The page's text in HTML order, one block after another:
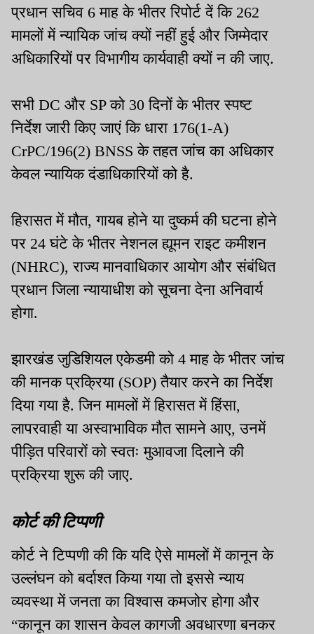
प्रधान सचिव 6 माह के भीतर रिपोर्ट दें कि 262
मामलों में न्यायिक जांच क्यों नहीं हुई और जिम्मेदार
अधिकारियों पर विभागीय कार्यवाही क्यों न की जाए.
सभी DC और SP को 30 दिनों के भीतर स्पष्ट
निर्देश जारी किए जाएं कि धारा 176(1-A)
CrPC/196(2) BNSS के तहत जांच का अधिकार
केवल न्यायिक दंडाधिकारियों को है.
हिरासत में मौत, गायब होने या दुष्कर्म की घटना होने
पर 24 घंटे के भीतर नेशनल ह्यूमन राइट कमीशन
(NHRC), राज्य मानवाधिकार आयोग और संबंधित
प्रधान जिला न्यायाधीश को सूचना देना अनिवार्य
होगा.
झारखंड जुडिशियल एकेडमी को 4 माह के भीतर जांच
की मानक प्रक्रिया (SOP) तैयार करने का निर्देश
दिया गया है. जिन मामलों में हिरासत में हिंसा,
लापरवाही या अस्वाभाविक मौत सामने आए, उनमें
पीड़ित परिवारों को स्वतः मुआवजा दिलाने की
प्रक्रिया शुरू की जाए.
कोर्ट की टिप्पणी
कोर्ट ने टिप्पणी की कि यदि ऐसे मामलों में कानून के
उल्लंघन को बर्दाश्त किया गया तो इससे न्याय
व्यवस्था में जनता का विश्वास कमजोर होगा और
“कानून का शासन केवल कागजी अवधारणा बनकर